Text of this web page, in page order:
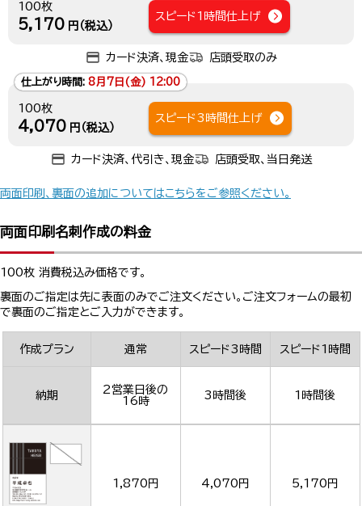
100枚
5,170 円（税込）
スピード1時間仕上げ
カード決済、現金 店頭受取のみ
仕上がり時間: 8月7日(金) 12:00
100枚
4,070 円（税込）
スピード3時間仕上げ
カード決済、代引き、現金 店頭受取、当日発送
両面印刷、裏面の追加についてはこちらをご参照ください。
両面印刷名刺作成の料金
100枚 消費税込み価格です。
裏面のご指定は先に表面のみでご注文ください。ご注文フォームの最初
で裏面のご指定とご入力ができます。
作成プラン 通常 スピード3時間 スピード1時間
納期
2営業日後の
16時
3時間後 1時間後
1,870円 4,070円 5,170円